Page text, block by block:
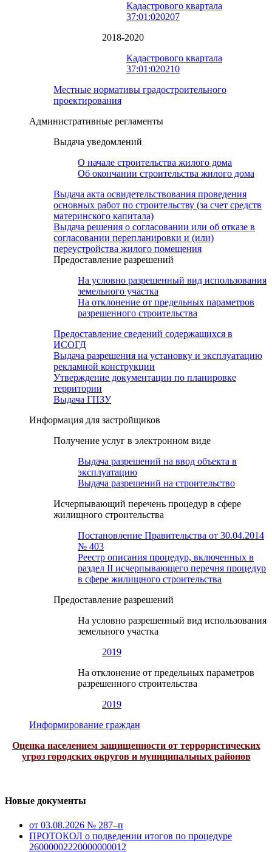
Кадастрового квартала
37:01:020207
2018-2020
Кадастрового квартала
37:01:020210
Местные нормативы градостроительного
проектирования
Административные регламенты
Выдача уведомлений
О начале строительства жилого дома
Об окончании строительства жилого дома
Выдача акта освидетельствования проведения
основных работ по строительству (за счет средств
материнского капитала)
Выдача решения о согласовании или об отказе в
согласовании перепланировки и (или)
переустройства жилого помещения
Предоставление разрешений
На условно разрешенный вид использования
земельного участка
На отклонение от предельных параметров
разрешенного строительства
Предоставление сведений содержащихся в
ИСОГД
Выдача разрешения на установку и эксплуатацию
рекламной конструкции
Утверждение документации по планировке
территории
Выдача ГПЗУ
Информация для застройщиков
Получение услуг в электронном виде
Выдача разрешений на ввод объекта в
эксплуатацию
Выдача разрешений на строительство
Исчерпывающий перечень процедур в сфере
жилищного строительства
Постановление Правительства от 30.04.2014
№ 403
Реестр описания процедур, включенных в
раздел II исчерпывающего перечня процедур
в сфере жилищного строительства
Предоставление разрешений
На условно разрешенный вид использования
земельного участка
2019
На отклонение от предельных параметров
разрешенного строительства
2019
Информирование граждан
Оценка населением защищенности от террористических
угроз городских округов и муниципальных районов
Новые документы
от 03.08.2026 № 287–п
ПРОТОКОЛ о подведении итогов по процедуре
26000002220000000012